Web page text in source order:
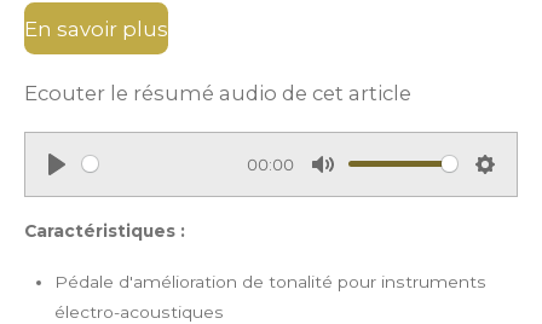
En savoir plus
Ecouter le résumé audio de cet article
P
l
y
00:00
M
e
S
Caractéristiques :
Pédale d'amélioration de tonalité pour instruments
électro-acoustiques